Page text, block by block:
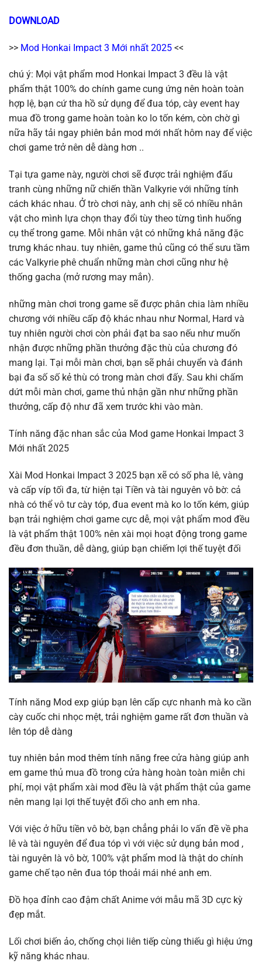
DOWNLOAD
>> Mod Honkai Impact 3 Mới nhất 2025 <<
chú ý: Mọi vật phẩm mod Honkai Impact 3 đều là vật
phẩm thật 100% do chính game cung ứng nên hoàn toàn
hợp lệ, bạn cứ tha hồ sử dụng để đua tóp, cày event hay
mua đồ trong game hoàn toàn ko lo tốn kém, còn chờ gì
nữa hãy tải ngay phiên bản mod mới nhất hôm nay để việc
chơi game trở nên dễ dàng hơn ..
Tại tựa game này, người chơi sẽ được trải nghiệm đấu
tranh cùng những nữ chiến thần Valkyrie với những tính
cách khác nhau. Ở trò chơi này, anh chị sẽ có nhiều nhân
vật cho mình lựa chọn thay đổi tùy theo từng tình huống
cụ thể trong game. Mỗi nhân vật có những khả năng đặc
trưng khác nhau. tuy nhiên, game thủ cũng có thể sưu tầm
các Valkyrie phê chuẩn những màn chơi cũng như hệ
thống gacha (mở rương may mắn).
những màn chơi trong game sẽ được phân chia làm nhiều
chương với nhiều cấp độ khác nhau như Normal, Hard và
tuy nhiên người chơi còn phải đạt ba sao nếu như muốn
nhận được những phần thưởng đặc thù của chương đó
mang lại. Tại mỗi màn chơi, bạn sẽ phải chuyển và đánh
bại đa số số kẻ thù có trong màn chơi đấy. Sau khi chấm
dứt mỗi màn chơi, game thủ nhận gần như những phần
thưởng, cấp độ như đã xem trước khi vào màn.
Tính năng đặc nhan sắc của Mod game Honkai Impact 3
Mới nhất 2025
Xài Mod Honkai Impact 3 2025 bạn xẽ có số pha lê, vàng
và cấp víp tối đa, từ hiện tại Tiền và tài nguyên vô bờ: cả
nhà có thể vô tư cày tóp, đua event mà ko lo tốn kém, giúp
bạn trải nghiệm chơi game cực dễ, mọi vật phẩm mod đều
là vật phẩm thật 100% nên xài mọi hoạt động trong game
đều đơn thuần, dễ dàng, giúp bạn chiếm lợi thế tuyệt đối
Tính năng Mod exp giúp bạn lên cấp cực nhanh mà ko cần
cày cuốc chi nhọc mệt, trải nghiệm game rất đơn thuần và
lên tóp dễ dàng
tuy nhiên bản mod thêm tính năng free cửa hàng giúp anh
em game thủ mua đồ trong cửa hàng hoàn toàn miễn chi
phí, mọi vật phẩm xài mod đều là vật phẩm thật của game
nên mang lại lợi thế tuyệt đối cho anh em nha.
Với việc ở hữu tiền vô bờ, bạn chẳng phải lo vấn đề về pha
lê và tài nguyên để đua tóp vì với việc sử dụng bản mod ,
tài nguyên là vô bờ, 100% vật phẩm mod là thật do chính
game chế tạo nên đua tóp thoải mái nhé anh em.
Đồ họa đỉnh cao đậm chất Anime với mẫu mã 3D cực kỳ
đẹp mắt.
Lối chơi biến ảo, chống chọi liên tiếp cùng thiếu gì hiệu ứng
kỹ năng khác nhau.